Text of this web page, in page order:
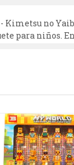
no
para niños.